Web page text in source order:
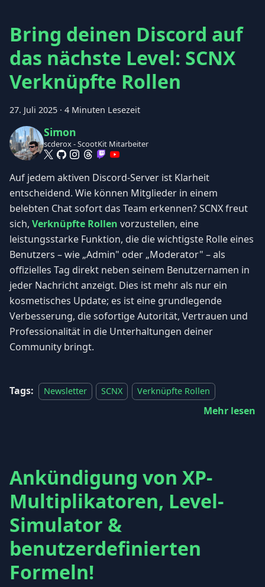
Bring deinen Discord auf
das nächste Level: SCNX
Verknüpfte Rollen
27. Juli 2025 · 4 Minuten Lesezeit
Simon
scderox - ScootKit Mitarbeiter
Auf jedem aktiven Discord-Server ist Klarheit
entscheidend. Wie können Mitglieder in einem
belebten Chat sofort das Team erkennen? SCNX freut
sich, Verknüpfte Rollen vorzustellen, eine
leistungsstarke Funktion, die die wichtigste Rolle eines
Benutzers – wie „Admin" oder „Moderator" – als
offizielles Tag direkt neben seinem Benutzernamen in
jeder Nachricht anzeigt. Dies ist mehr als nur ein
kosmetisches Update; es ist eine grundlegende
Verbesserung, die sofortige Autorität, Vertrauen und
Professionalität in die Unterhaltungen deiner
Community bringt.
Tags: Newsletter SCNX Verknüpfte Rollen
Mehr lesen
Ankündigung von XP-
Multiplikatoren, Level-
Simulator &
benutzerdefinierten
Formeln!